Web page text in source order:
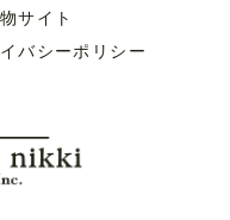
サイト
バシーポリシー